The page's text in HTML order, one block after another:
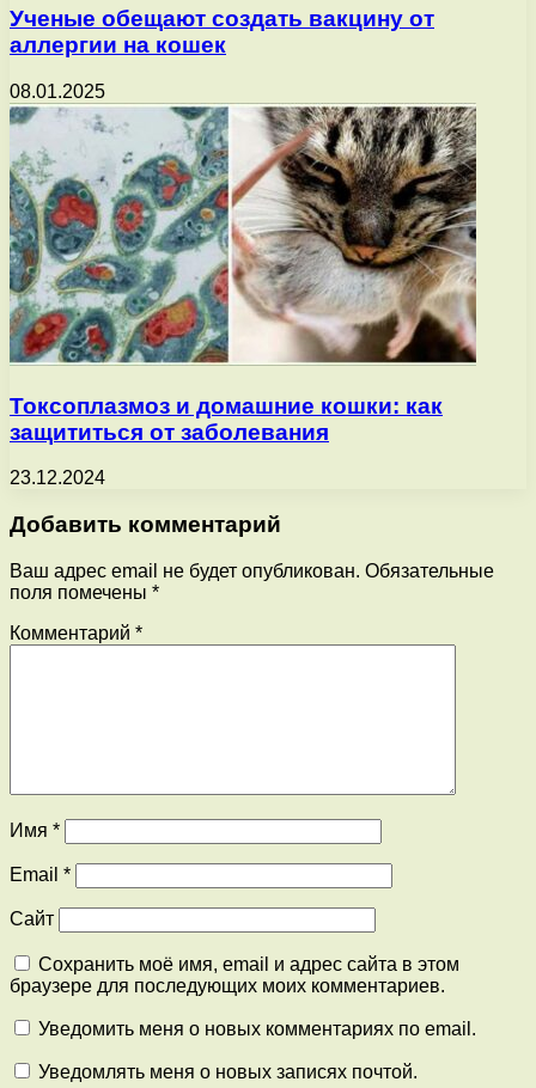
Ученые обещают создать вакцину от
аллергии на кошек
08.01.2025
Токсоплазмоз и домашние кошки: как
защититься от заболевания
23.12.2024
Добавить комментарий
Ваш адрес email не будет опубликован. Обязательные
поля помечены *
Комментарий *
Имя *
Email *
Сайт
Сохранить моё имя, email и адрес сайта в этом
браузере для последующих моих комментариев.
Уведомить меня о новых комментариях по email.
Уведомлять меня о новых записях почтой.